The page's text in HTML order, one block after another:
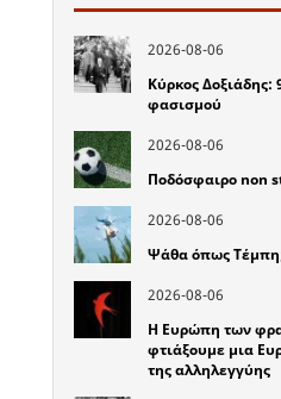
2026-08-06
Κύρκος Δοξιάδης:
φασισμού
2026-08-06
Ποδόσφαιρο non
2026-08-06
Ψάθα όπως
2026-08-06
Η Ευρώπη των
φτιάξουμε μια
της αλληλεγγύης